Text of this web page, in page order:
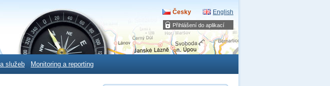
Přihlášení do aplikací
Česky English
služeb Monitoring a reporting